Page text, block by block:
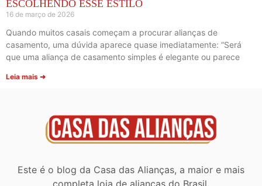
ESCOLHENDO ESSE ESTILO
16 de março de 2026
Quando muitos casais começam a procurar alianças de
casamento, uma dúvida aparece quase imediatamente: “Será
que uma aliança de casamento simples é elegante ou parece
Leia mais ➜
Este é o blog da Casa das Alianças, a maior e mais
completa loja de alianças do Brasil.